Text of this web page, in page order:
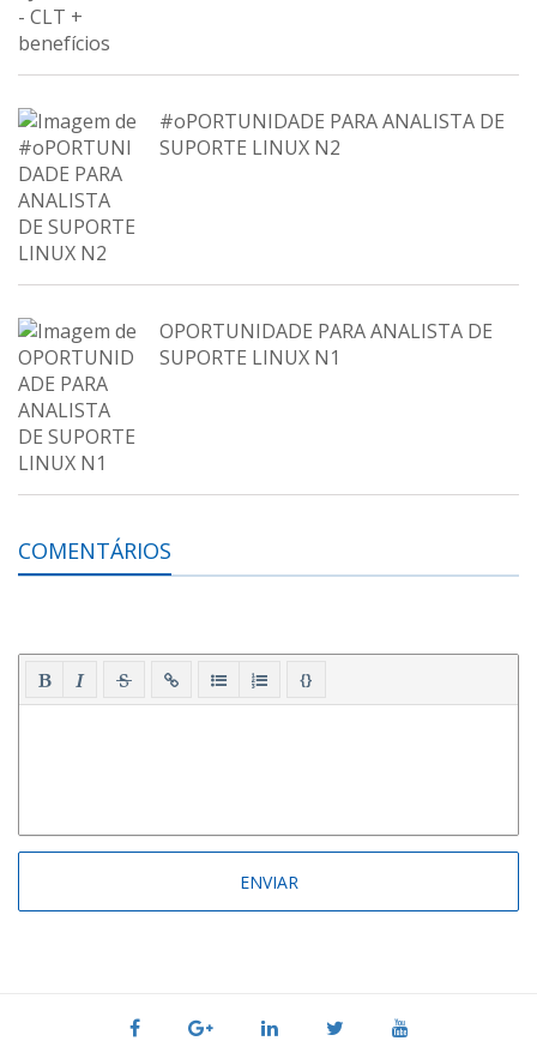
#oPORTUNIDADE PARA ANALISTA DE
SUPORTE LINUX N2
OPORTUNIDADE PARA ANALISTA DE
SUPORTE LINUX N1
COMENTÁRIOS
{}